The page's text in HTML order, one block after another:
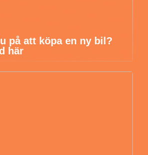
på att köpa en ny bil?
här